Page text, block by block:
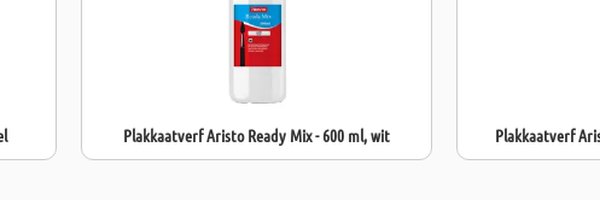
Plakkaatverf Aristo Ready Mix - 600 ml, wit Plakkaatverf